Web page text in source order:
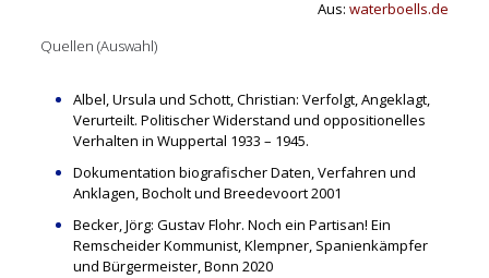
Aus:waterboells.de
Quellen (Auswahl)
Albel, Ursula und Schott, Christian: Verfolgt, Angeklagt,
Verurteilt. Politischer Widerstand und oppositionelles
Verhalten in Wuppertal 1933 – 1945.
Dokumentation biografischer Daten, Verfahren und
Anklagen, Bocholt und Breedevoort 2001
Becker, Jörg: Gustav Flohr. Noch ein Partisan! Ein
Remscheider Kommunist, Klempner, Spanienkämpfer
und Bürgermeister, Bonn 2020